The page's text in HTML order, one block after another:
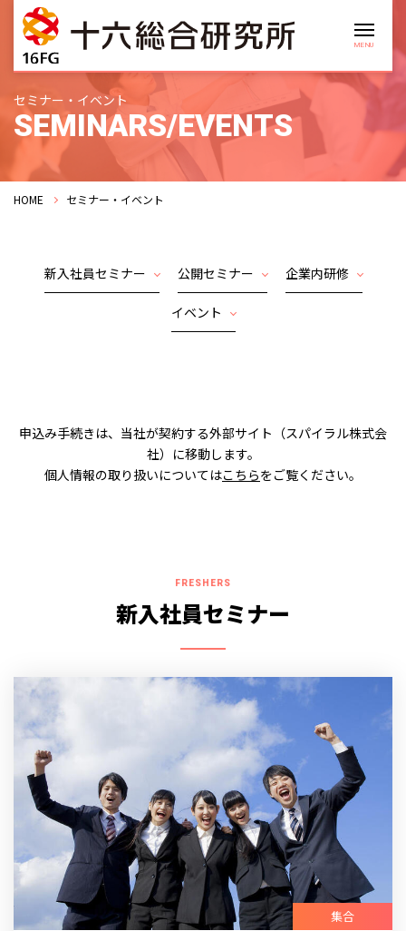
セミナー・イベント
SEMINARS/EVENTS
HOME セミナー・イベント
新入社員セミナー 公開セミナー 企業内研修
イベント
申込み手続きは、当社が契約する外部サイト（スパイラル株式会
社）に移動します。
個人情報の取り扱いについてはこちらをご覧ください。
FRESHERS
新入社員セミナー
集合